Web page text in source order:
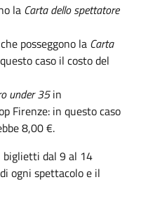
la Carta dello spettatore
posseggono la Carta
caso il costo del
under 35in
Firenze: in questo caso
8,00 €.
biglietti dal 9 al 14
ogni spettacolo e il